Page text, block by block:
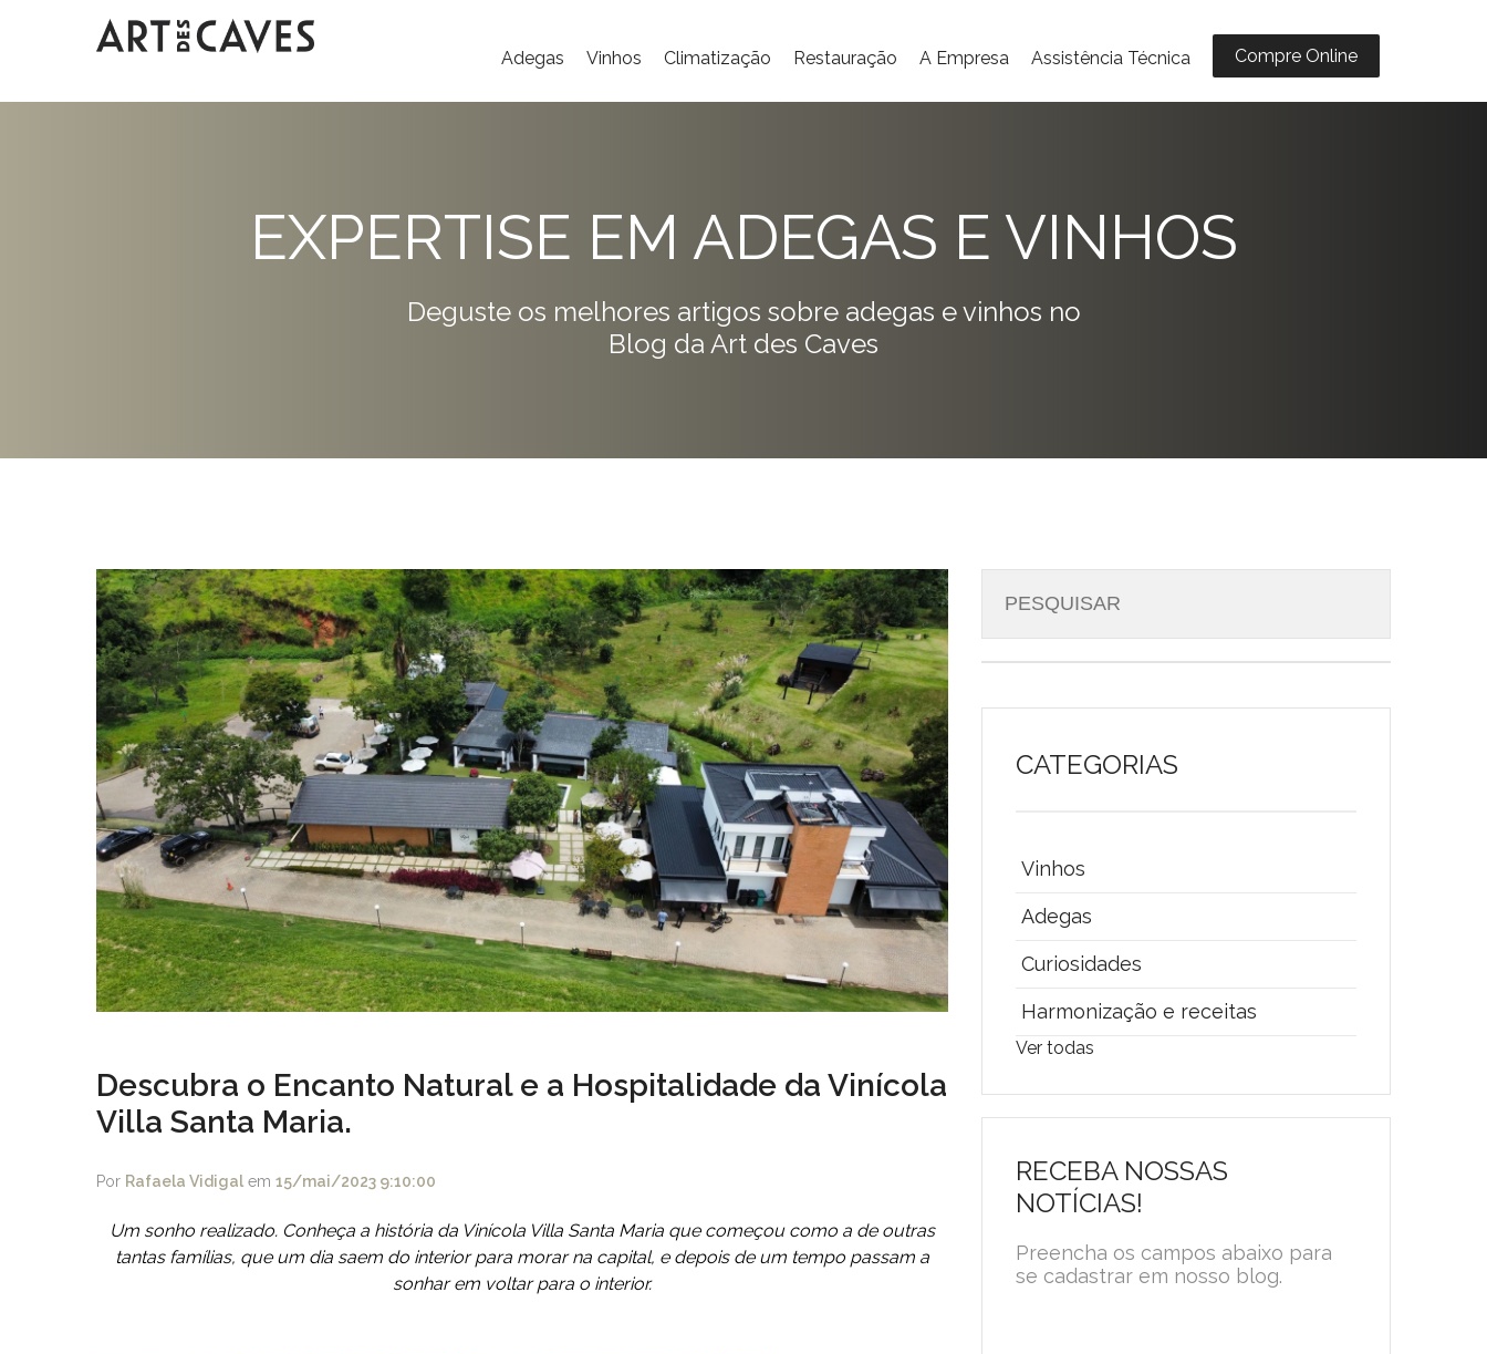
Adegas Vinhos Climatização Restauração A Empresa Assistência Técnica Compre Online
EXPERTISE EM ADEGAS E VINHOS
Deguste os melhores artigos sobre adegas e vinhos no
Blog da Art des Caves
Descubra o Encanto Natural e a Hospitalidade da Vinícola
Villa Santa Maria.
Por Rafaela Vidigal em 15/mai/2023 9:10:00
Um sonho realizado. Conheça a história da Vinícola Villa Santa Maria que começou como a de outras
tantas famílias, que um dia saem do interior para morar na capital, e depois de um tempo passam a
sonhar em voltar para o interior.
CATEGORIAS
Vinhos
Adegas
Curiosidades
Harmonização e receitas
Ver todas
RECEBA NOSSAS
NOTÍCIAS!
Preencha os campos abaixo para
se cadastrar em nosso blog.